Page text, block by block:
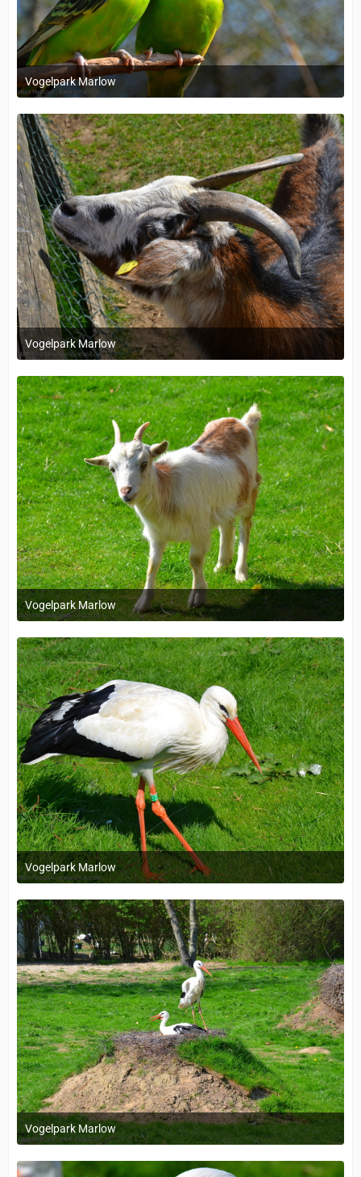
Vogelpark Marlow
1. Dezember 2023 um 11:38
Vogelpark Marlow
1. Dezember 2023 um 11:38
Vogelpark Marlow
1. Dezember 2023 um 11:38
Vogelpark Marlow
1. Dezember 2023 um 11:38
Vogelpark Marlow
1. Dezember 2023 um 11:38